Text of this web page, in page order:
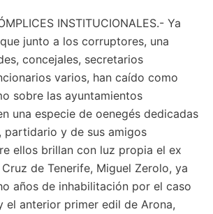
INSTITUCIONALES.- Ya
junto a los corruptores, una
concejales, secretarios
varios, han caído como
sobre las ayuntamientos
una especie de oenegés dedicadas
partidario y de sus amigos
ellos brillan con luz propia el ex
de Tenerife, Miguel Zerolo, ya
años de inhabilitación por el caso
el anterior primer edil de Arona,